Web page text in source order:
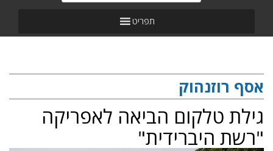
תפריט
אסף רוזנהוק
גילת טלקום הביאה לאפריקה
"רשת היברידית"